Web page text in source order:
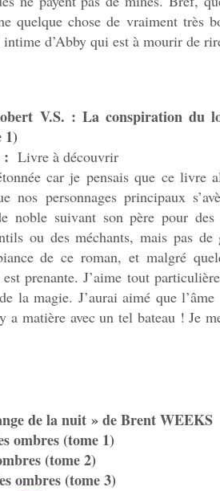
quelque chose de vraiment très
intime d’Abby qui est à mourir de
V.S. : La conspiration du
1)
: Livre à découvrir
car je pensais que ce livre
nos personnages principaux
noble suivant son père pour des
ou des méchants, mais pas
de ce roman, et malgré
prenante. J’aime tout
la magie. J’aurai aimé que
a matière avec un tel bateau ! Je
de la nuit » de Brent WEEKS
ombres (tome 1)
(tome 2)
ombres (tome 3)